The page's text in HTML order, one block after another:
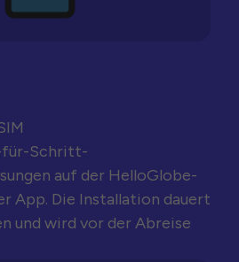
für-Schritt-
auf der HelloGlobe-
App. Die Installation dauert
und wird vor der Abreise